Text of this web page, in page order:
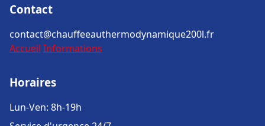
Contact
contact@chauffeeauthermodynamique200l.fr
Accueil Informations
Horaires
Lun-Ven: 8h-19h